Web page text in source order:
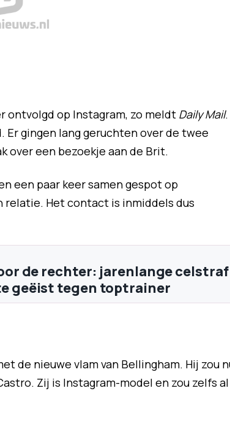
ontvolgd op Instagram, zo meldt Daily Mail.
Er gingen lang geruchten over de twee
een bezoekje aan de Brit.
een paar keer samen gespot op
Het contact is inmiddels dus
de rechter: jarenlange celstraf
geëist tegen toptrainer
de nieuwe vlam van Bellingham. Hij zou
Zij is Instagram-model en zou zelfs al